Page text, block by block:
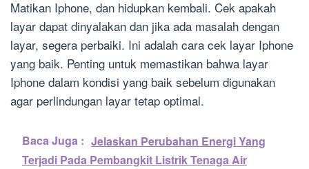
Matikan Iphone, dan hidupkan kembali. Cek apakah
layar dapat dinyalakan dan jika ada masalah dengan
layar, segera perbaiki. Ini adalah cara cek layar Iphone
yang baik. Penting untuk memastikan bahwa layar
Iphone dalam kondisi yang baik sebelum digunakan
agar perlindungan layar tetap optimal.
Baca Juga : Jelaskan Perubahan Energi Yang
Terjadi Pada Pembangkit Listrik Tenaga Air